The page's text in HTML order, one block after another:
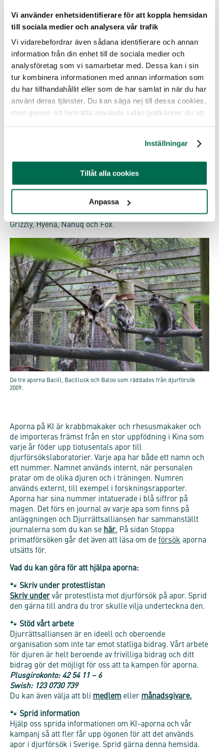
Vi använder enhetsidentifierare för att koppla hemsidan
till sociala medier och analysera vår trafik
Vi vidarebefordrar även sådana identifierare och annan
information från din enhet till de sociala medier och
analysföretag som vi samarbetar med. Dessa kan i sin
tur kombinera informationen med annan information som
du har tillhandahållit eller som de har samlat in när du har
använt deras tjänster. Du kan säga nej till dessa cookies,
men genom att fortsätta använda sidan godkänner du att
Inställningar
Tillåt alla cookies
Anpassa
Illustration av de fem apor som Djurrättsalliansen nu försöker rädda livet på.
Djurrättsalliansen har tidigare lyckats rädda apor från
Defenders International fick KI (dåvarande
Bacillusk och Baloo. Istället för att dödas kunde de
omplaceras till en djurfristad i England där Bacill och
Bacillusk lever än idag. Baloo avled i början av 2021 efter
bevis på att det går att ge försöksdjur en andra chans. Det
är samma djurfristad som är villiga att ta emot även Lynx,
Grizzly, Hyena, Nanuq och Fox.
De tre aporna Bacill, Bacillusk och Baloo som räddades från djurförsök
2009.
Aporna på KI är krabbmakaker och rhesusmakaker och
de importeras främst från en stor uppfödning i Kina som
varje år föder upp tiotusentals apor till
djurförsökslaboratorier. Varje apa har både ett namn och
ett nummer. Namnet används internt, när personalen
pratar om de olika djuren och i träningen. Numren
används externt, till exempel i forskningsrapporter.
Aporna har sina nummer intatuerade i blå siffror på
magen. Det förs en journal av varje apa som finns på
anläggningen och Djurrättsalliansen har sammanställt
journalerna som du kan se här. På sidan Stoppa
primatförsöken går det även att läsa om de försök aporna
utsätts för.
Vad du kan göra för att hjälpa aporna:
🐾 Skriv under protestlistan
Skriv undervår protestlista mot djurförsök på apor. Sprid
den gärna till andra du tror skulle vilja underteckna den.
🐾 Stöd vårt arbete
Djurrättsalliansen är en ideell och oberoende
organisation som inte tar emot statliga bidrag. Vårt arbete
för djuren är helt beroende av frivilliga bidrag och ditt
bidrag gör det möjligt för oss att ta kampen för aporna.
Plusgirokonto: 42 54 11 – 6
Swish: 123 0730 739
Du kan även välja att bli medlem eller månadsgivare.
🐾 Sprid information
Hjälp oss sprida informationen om KI-aporna och vår
kampanj så att fler får upp ögonen för att det används
apor i djurförsök i Sverige. Sprid gärna denna hemsida.